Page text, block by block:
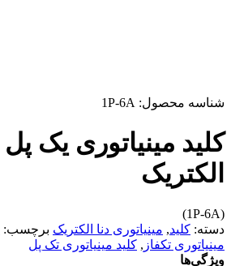
شناسه محصول: 1P-6A
الکتریک
(1P-6A)
دسته: کلید, مینیاتوری دنا الکتریک برچسب:
مینیاتوری تکفاز , کلید مینیاتوری تک پل
ویژگی‌ها